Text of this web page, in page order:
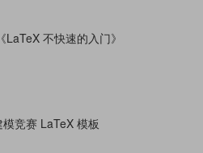
不快速的入门》
竞赛 LaTeX 模板